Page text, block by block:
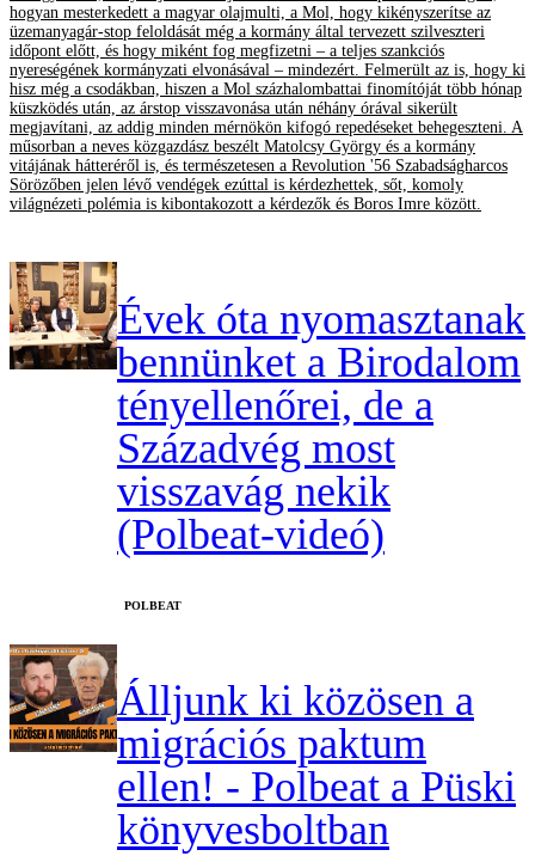
hogyan mesterkedett a magyar olajmulti, a Mol, hogy kikényszerítse az
üzemanyagár-stop feloldását még a kormány által tervezett szilveszteri
időpont előtt, és hogy miként fog megfizetni – a teljes szankciós
nyereségének kormányzati elvonásával – mindezért. Felmerült az is, hogy ki
hisz még a csodákban, hiszen a Mol százhalombattai finomítóját több hónap
küszködés után, az árstop visszavonása után néhány órával sikerült
megjavítani, az addig minden mérnökön kifogó repedéseket behegeszteni. A
műsorban a neves közgazdász beszélt Matolcsy György és a kormány
vitájának hátteréről is, és természetesen a Revolution '56 Szabadságharcos
Sörözőben jelen lévő vendégek ezúttal is kérdezhettek, sőt, komoly
világnézeti polémia is kibontakozott a kérdezők és Boros Imre között.
Évek óta nyomasztanak
bennünket a Birodalom
tényellenőrei, de a
Századvég most
visszavág nekik
(Polbeat-videó)
‎POLBEAT
Álljunk ki közösen a
migrációs paktum
ellen! - Polbeat a Püski
könyvesboltban